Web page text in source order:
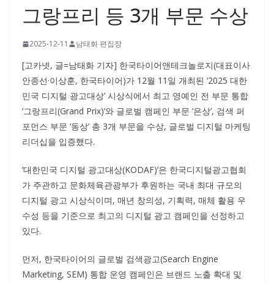
그랑프리 등 3개 부문 수상
2025-12-11 남태화 편집장
[고카넷, 글=남태화 기자] 한국타이어앤테크놀로지(대표이사
안종선·이상훈, 한국타이어)가 12월 11일 개최된 ‘2025 대한
민국 디지털 광고대상’ 시상식에서 최고 영예인 전 부문 통합
‘그랑프리(Grand Prix)’와 글로벌 캠페인 부문 ‘은상’, 검색 퍼
포먼스 부문 ‘동상’ 총 3개 부문을 수상, 글로벌 디지털 마케팅
리더십을 입증했다.
‘대한민국 디지털 광고대상(KODAF)’은 한국디지털광고협회
가 주관하고 문화체육관광부가 후원하는 국내 최대 규모의
디지털 광고 시상식이며, 매년 창의성, 기획력, 매체 활용 우
수성 등을 기준으로 최고의 디지털 광고 캠페인을 선정하고
있다.
먼저, 한국타이어의 글로벌 검색광고(Search Engine
Marketing, SEM) 통합 운영 캠페인은 브랜드 노출 확대 및